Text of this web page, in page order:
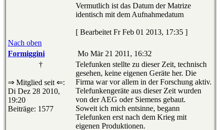
Vermutlich ist das Datum der Matrize
identisch mit dem Aufnahmedatum
[ Bearbeitet Fr Feb 01 2013, 17:35 ]
Nach oben
Formiggini
Mo Mär 21 2011, 16:32
†
⇒ Mitglied seit ⇐:
Di Dez 28 2010,
19:20
Beiträge: 1577
Telefunken stellte zu dieser Zeit, technisch
gesehen, keine eigenen Geräte her. Die
Firma war vor allem in der Forschung aktiv.
Telefunkengeräte aus dieser Zeit wurden
von der AEG oder Siemens gebaut.
Soweit ich mich entsinne, begann
Telefunken erst nach dem Krieg mit
eigenen Produktionen.